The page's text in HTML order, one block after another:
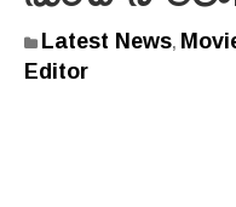
Latest News,
Editor